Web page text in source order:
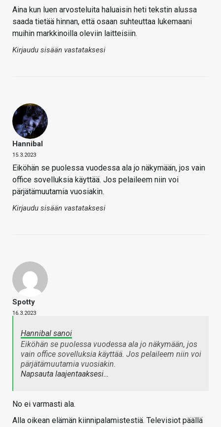
Aina kun luen arvosteluita haluaisin heti tekstin alussa
saada tietää hinnan, että osaan suhteuttaa lukemaani
muihin markkinoilla oleviin laitteisiin.
Kirjaudu sisään vastataksesi
Hannibal
15.3.2023
Eiköhän se puolessa vuodessa ala jo näkymään, jos vain
office sovelluksia käyttää. Jos pelaileem niin voi
pärjätämuutamia vuosiakin.
Kirjaudu sisään vastataksesi
Spotty
16.3.2023
Hannibal sanoi
Eiköhän se puolessa vuodessa ala jo näkymään, jos
vain office sovelluksia käyttää. Jos pelaileem niin voi
pärjätämuutamia vuosiakin.
Napsauta laajentaaksesi…
No ei varmasti ala.
Alla oikean elämän kiinnipalamistestiä. Televisiot päällä